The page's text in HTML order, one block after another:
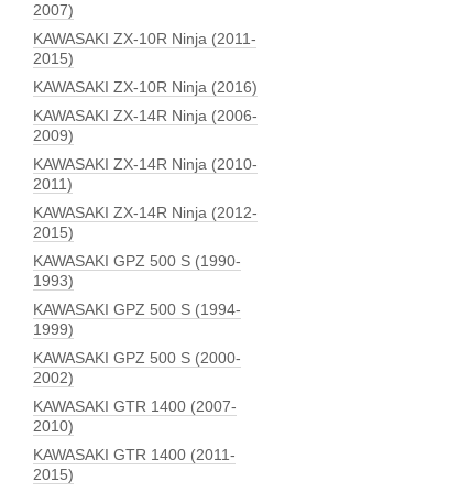
2007)
KAWASAKI ZX-10R Ninja (2011-
2015)
KAWASAKI ZX-10R Ninja (2016)
KAWASAKI ZX-14R Ninja (2006-
2009)
KAWASAKI ZX-14R Ninja (2010-
2011)
KAWASAKI ZX-14R Ninja (2012-
2015)
KAWASAKI GPZ 500 S (1990-
1993)
KAWASAKI GPZ 500 S (1994-
1999)
KAWASAKI GPZ 500 S (2000-
2002)
KAWASAKI GTR 1400 (2007-
2010)
KAWASAKI GTR 1400 (2011-
2015)